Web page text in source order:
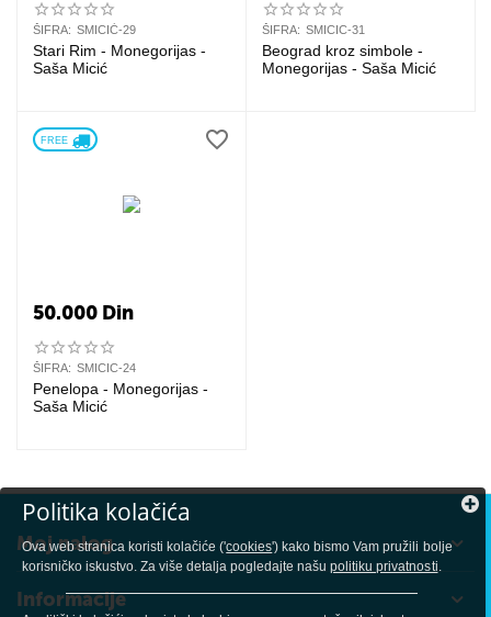
ŠIFRA: SMICIĆ-29
Stari Rim - Monegorijas -
Saša Micić
ŠIFRA: SMICIC-31
Beograd kroz simbole -
Monegorijas - Saša Micić
FREE
50.000 Din
ŠIFRA: SMICIC-24
Penelopa - Monegorijas -
Saša Micić
Moj nalog
Informacije
Politika kolačića
Ova web stranica koristi kolačiće ('cookies') kako bismo Vam pružili bolje
korisničko iskustvo. Za više detalja pogledajte našupolitiku privatnosti.